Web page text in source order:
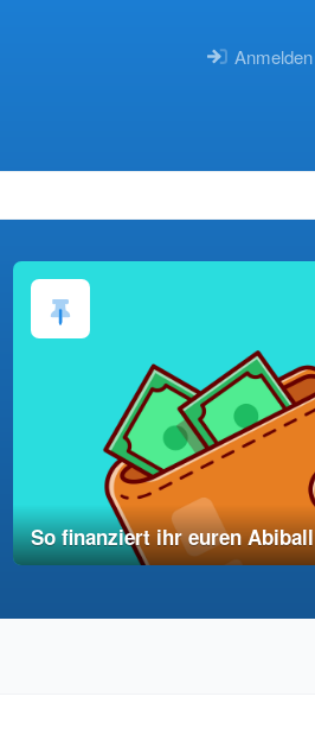
Anmelden
So finanziert ihr euren Abiball